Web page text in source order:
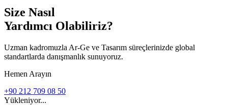
Size Nasıl
Yardımcı Olabiliriz?
Uzman kadromuzla Ar-Ge ve Tasarım süreçlerinizde global
standartlarda danışmanlık sunuyoruz.
Hemen Arayın
+90 212 709 08 50
Yükleniyor...